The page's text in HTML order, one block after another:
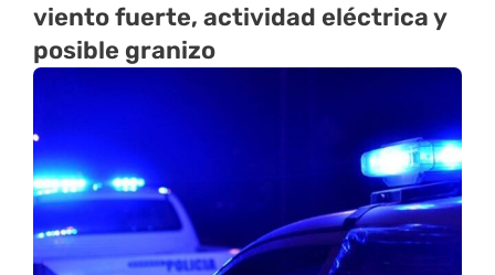
viento fuerte, actividad eléctrica y
posible granizo